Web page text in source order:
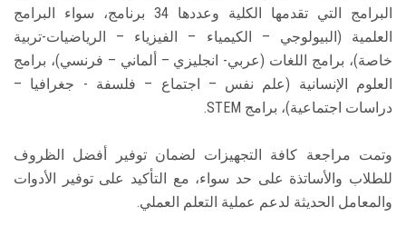
البرامج التي تقدمها الكلية وعددها 34 برنامج، سواء البرامج
العلمية (البيولوجي – الكيمياء – الفيزياء – الرياضيات-تربية
خاصة)، برامج اللغات (عربي- انجليزي – ألماني – فرنسي)، برامج
العلوم الإنسانية (علم نفس – اجتماع – فلسفة - جغرافيا –
دراسات اجتماعية)، برامج STEM.
وتمت مراجعة كافة التجهيزات لضمان توفير أفضل الظروف
للطلاب والأساتذة على حد سواء، مع التأكيد على توفير الأدوات
والمعامل الحديثة لدعم عملية التعلم العملي.